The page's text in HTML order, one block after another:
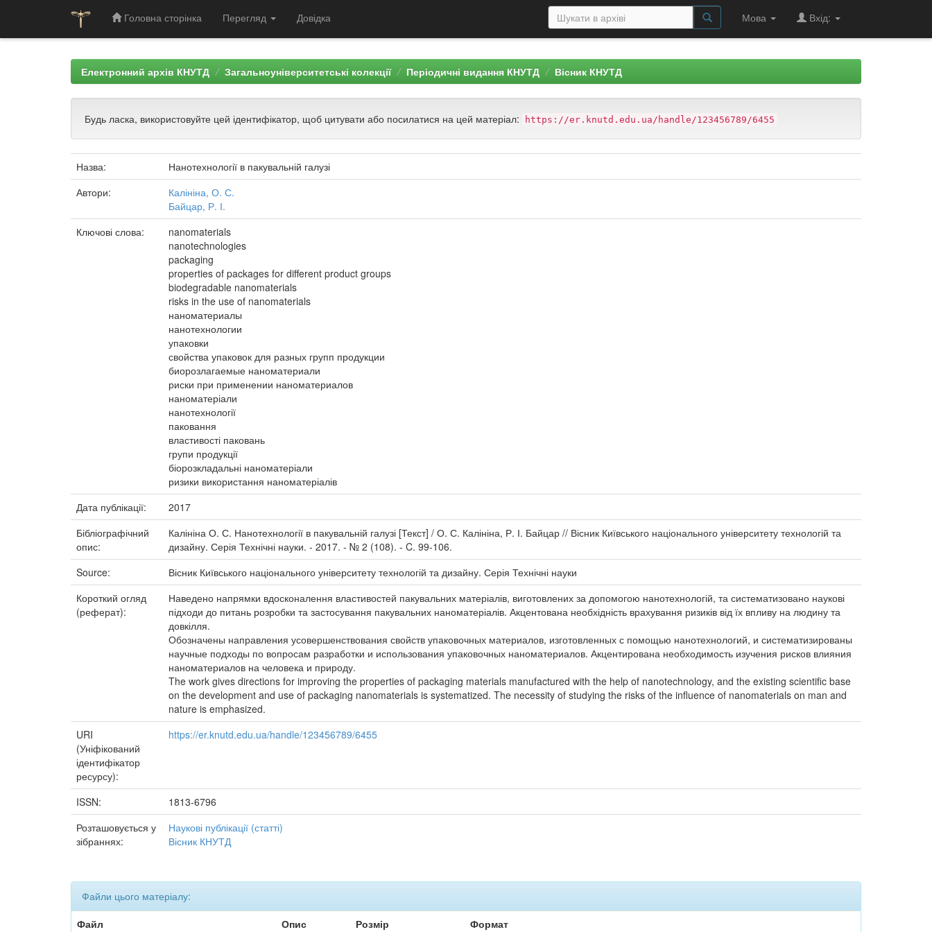
Головна сторінка Перегляд Довідка Мова Вхід:
Електронний архів КНУТД Загальноуніверситетські колекції Періодичні видання КНУТД Вісник КНУТД
Будь ласка, використовуйте цей ідентифікатор, щоб цитувати або посилатися на цей матеріал: https://er.knutd.edu.ua/handle/123456789/6455
Назва:
Нанотехнології в пакувальній галузі
Автори:
Калініна, О. С.
Байцар, Р. І.
Ключові слова:
nanomaterials
nanotechnologies
packaging
properties of packages for different product groups
biodegradable nanomaterials
risks in the use of nanomaterials
наноматериалы
нанотехнологии
упаковки
свойства упаковок для разных групп продукции
биорозлагаемые наноматериали
риски при применении наноматериалов
наноматеріали
нанотехнології
паковання
властивості паковань
групи продукції
біорозкладальні наноматеріали
ризики використання наноматеріалів
Дата публікації:
2017
Бібліографічний
опис:
Калініна О. С. Нанотехнології в пакувальній галузі [Текст] / О. С. Калініна, Р. І. Байцар // Вісник Київського національного університету технологій та
дизайну. Серія Технічні науки. - 2017. - № 2 (108). - C. 99-106.
Source:
Вісник Київського національного університету технологій та дизайну. Серія Технічні науки
Короткий огляд
(реферат):
Наведено напрямки вдосконалення властивостей пакувальних матеріалів, виготовлених за допомогою нанотехнологій, та систематизовано наукові
підходи до питань розробки та застосування пакувальних наноматеріалів. Акцентована необхідність врахування ризиків від їх впливу на людину та
довкілля.
Обозначены направления усовершенствования свойств упаковочных материалов, изготовленных с помощью нанотехнологий, и систематизированы
научные подходы по вопросам разработки и использования упаковочных наноматериалов. Акцентирована необходимость изучения рисков влияния
наноматериалов на человека и природу.
The work gives directions for improving the properties of packaging materials manufactured with the help of nanotechnology, and the existing scientific base
on the development and use of packaging nanomaterials is systematized. The necessity of studying the risks of the influence of nanomaterials on man and
nature is emphasized.
URI
(Уніфікований
ідентифікатор
ресурсу):
https://er.knutd.edu.ua/handle/123456789/6455
ISSN:
1813-6796
Розташовується у
зібраннях:
Наукові публікації (статті)
Вісник КНУТД
Файли цього матеріалу:
Файл
Опис Розмір Формат